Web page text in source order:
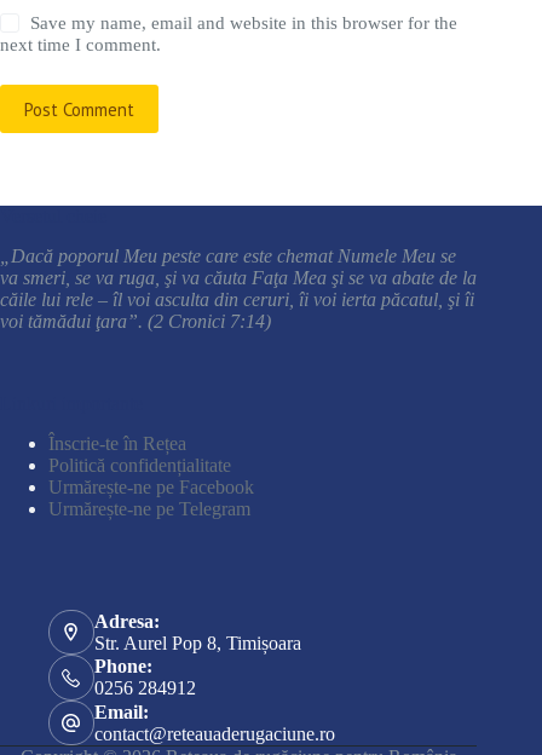
Save my name, email and website in this browser for the
next time I comment.
Post Comment
„Dacă poporul Meu peste care este chemat Numele Meu se
va smeri, se va ruga, şi va căuta Faţa Mea şi se va abate de la
căile lui rele – îl voi asculta din ceruri, îi voi ierta păcatul, şi îi
voi tămădui ţara”. (2 Cronici 7:14)
Înscrie-te în Rețea
Politică confidențialitate
Urmărește-ne pe Facebook
Urmărește-ne pe Telegram
Adresa:
Str. Aurel Pop 8, Timișoara
Phone:
0256 284912
Email:
contact@reteauaderugaciune.ro